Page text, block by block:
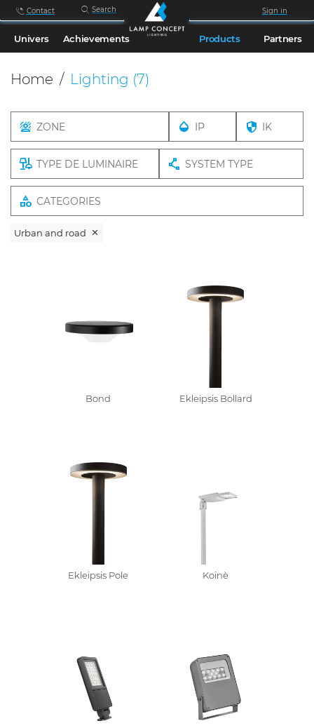
Contact Search Sign in
Univers Achievements Products Partners
Home Lighting (7)
CATEGORIES
TYPE DE LUMINAIRE SYSTEM TYPE
ZONE IP IK
Urban and road 
Bond Ekleipsis Bollard
Ekleipsis Pole Koinè